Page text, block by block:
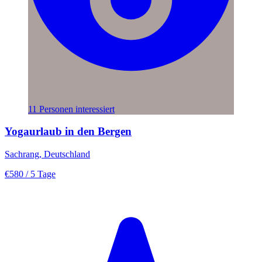
11 Personen interessiert
Yogaurlaub in den Bergen
Sachrang, Deutschland
€580 / 5 Tage